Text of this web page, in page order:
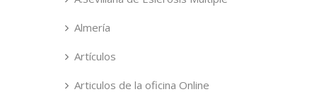
Almería
Artículos
Articulos de la oficina Online